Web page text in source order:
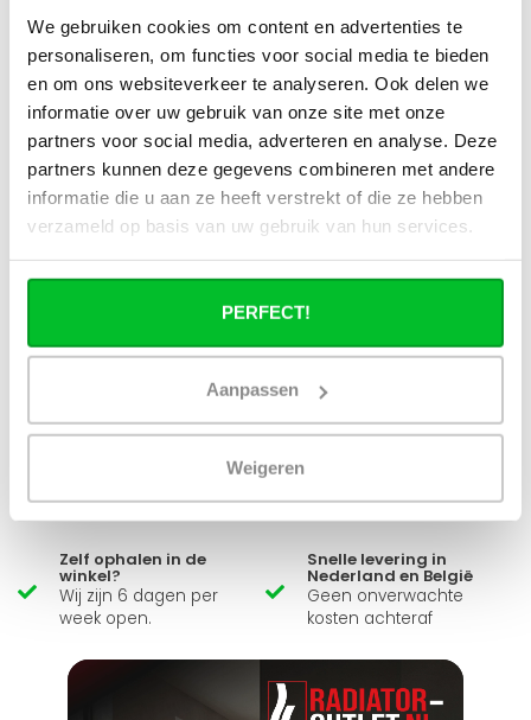
We gebruiken cookies om content en advertenties te
personaliseren, om functies voor social media te bieden
en om ons websiteverkeer te analyseren. Ook delen we
informatie over uw gebruik van onze site met onze
partners voor social media, adverteren en analyse. Deze
partners kunnen deze gegevens combineren met andere
informatie die u aan ze heeft verstrekt of die ze hebben
verzameld op basis van uw gebruik van hun services.
PERFECT!
Aanpassen
Weigeren
Kan ik alle radiatoren op de website
toepassen in combinatie met
stadsverwarming?
Werkt een paneelradiator ook bij 40
graden aanvoertemperatuur?
Heb je een vraag over dit product ?
Zelf ophalen in de
winkel?
Wij zijn 6 dagen per
week open.
Snelle levering in
Nederland en België
Geen onverwachte
kosten achteraf